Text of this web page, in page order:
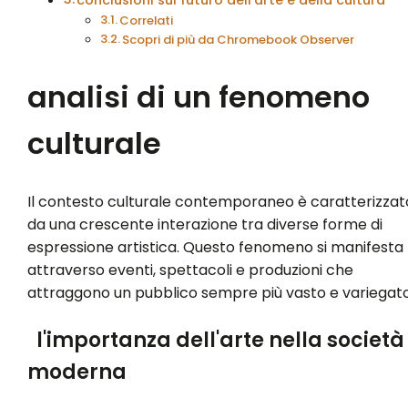
Correlati
Scopri di più da Chromebook Observer
analisi di un fenomeno
culturale
Il contesto culturale contemporaneo è
da una crescente interazione tra diverse forme di
espressione artistica. Questo fenomeno si manifesta
attraverso eventi, spettacoli e produzioni che
attraggono un pubblico sempre più vasto e
l'importanza dell'arte nella società
moderna